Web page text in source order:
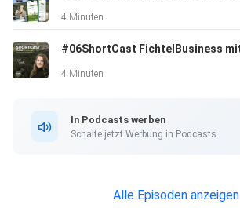
4 Minuten
4 Minuten
In Podcasts werben
Schalte jetzt Werbung in Podcasts.
Alle Episoden anzeigen